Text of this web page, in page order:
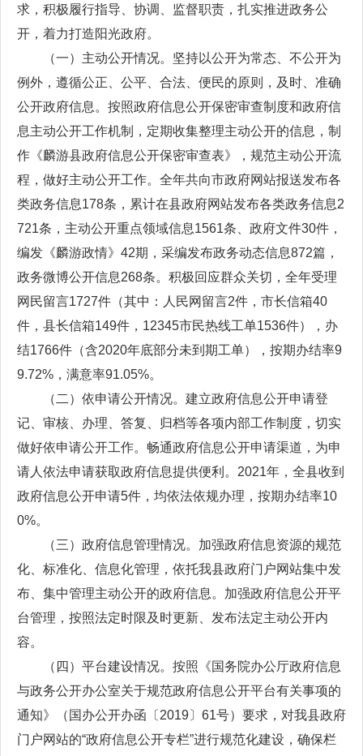
求，积极履行指导、协调、监督职责，扎实推进政务公
开，着力打造阳光政府。
（一）主动公开情况。坚持以公开为常态、不公开为
例外，遵循公正、公平、合法、便民的原则，及时、准确
公开政府信息。按照政府信息公开保密审查制度和政府信
息主动公开工作机制，定期收集整理主动公开的信息，制
作《麟游县政府信息公开保密审查表》，规范主动公开流
程，做好主动公开工作。全年共向市政府网站报送发布各
类政务信息178条，累计在县政府网站发布各类政务信息2
721条，主动公开重点领域信息1561条、政府文件30件，
编发《麟游政情》42期，采编发布政务动态信息872篇，
政务微博公开信息268条。积极回应群众关切，全年受理
网民留言1727件（其中：人民网留言2件，市长信箱40
件，县长信箱149件，12345市民热线工单1536件），办
结1766件（含2020年底部分未到期工单），按期办结率9
9.72%，满意率91.05%。
（二）依申请公开情况。建立政府信息公开申请登
记、审核、办理、答复、归档等各项内部工作制度，切实
做好依申请公开工作。畅通政府信息公开申请渠道，为申
请人依法申请获取政府信息提供便利。2021年，全县收到
政府信息公开申请5件，均依法依规办理，按期办结率10
0%。
（三）政府信息管理情况。加强政府信息资源的规范
化、标准化、信息化管理，依托我县政府门户网站集中发
布、集中管理主动公开的政府信息。加强政府信息公开平
台管理，按照法定时限及时更新、发布法定主动公开内
容。
（四）平台建设情况。按照《国务院办公厅政府信息
与政务公开办公室关于规范政府信息公开平台有关事项的
通知》（国办公开办函〔2019〕61号）要求，对我县政府
门户网站的“政府信息公开专栏”进行规范化建设，确保栏